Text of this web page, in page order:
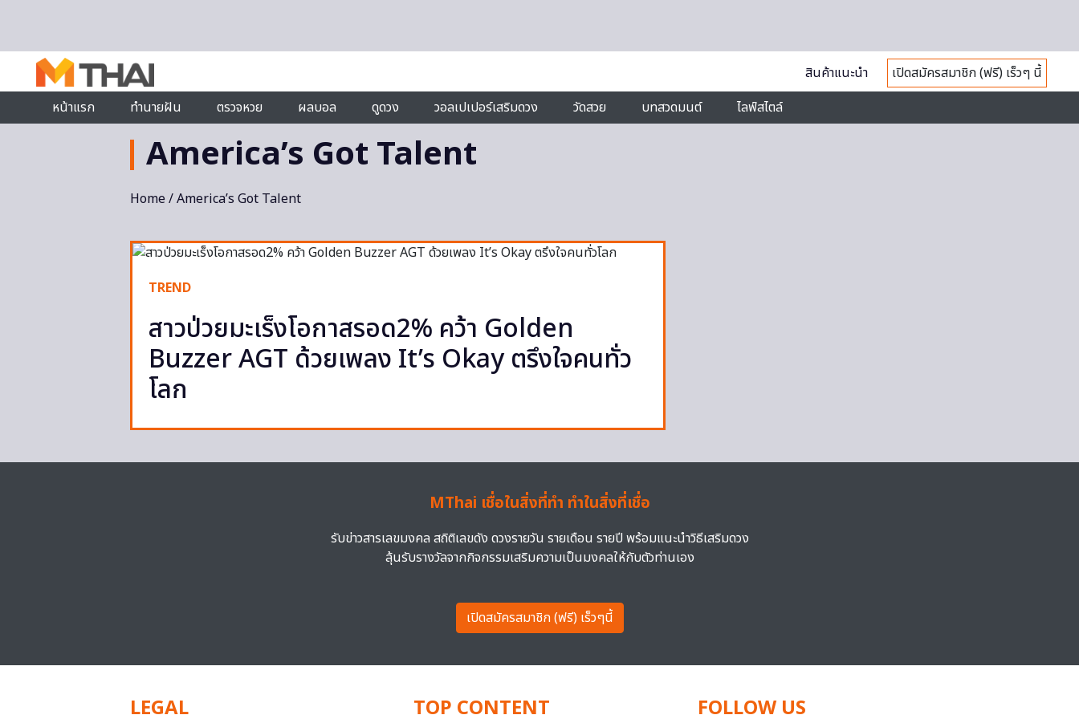
สินค้าแนะนำ
เปิดสมัครสมาชิก (ฟรี) เร็วๆ นี้
หน้าแรก
ทำนายฝัน ตรวจหวย ผลบอล ดูดวง วอลเปเปอร์เสริมดวง วัดสวย บทสวดมนต์ ไลฟ์สไตล์
America’s Got Talent
Home/ America’s Got Talent
TREND
สาวป่วยมะเร็งโอกาสรอด2% คว้า Golden
Buzzer AGT ด้วยเพลง It’s Okay ตรึงใจคนทั่ว
โลก
MThai เชื่อในสิ่งที่ทำ ทำในสิ่งที่เชื่อ
รับข่าวสารเลขมงคล สถิติเลขดัง ดวงรายวัน รายเดือน รายปี พร้อมแนะนำวิธีเสริมดวง
ลุ้นรับรางวัลจากกิจกรรมเสริมความเป็นมงคลให้กับตัวท่านเอง
เปิดสมัครสมาชิก (ฟรี) เร็วๆนี้
LEGAL TOP CONTENT FOLLOW US